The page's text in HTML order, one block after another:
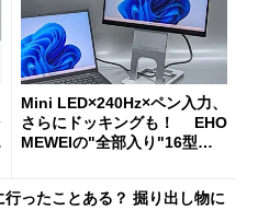
Mini LED×240Hz×ペン入力、
さらにドッキングも！ EHO
MEWEIの"全部入り"16型モ
行ったことある？ 掘り出し物に